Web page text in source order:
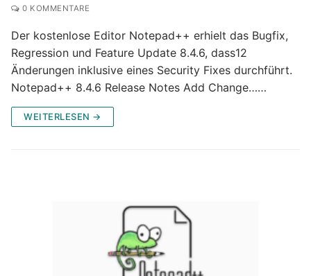
0 KOMMENTARE
Der kostenlose Editor Notepad++ erhielt das Bugfix,
Regression und Feature Update 8.4.6, dass12
Änderungen inklusive eines Security Fixes durchführt.
Notepad++ 8.4.6 Release Notes Add Change……
WEITERLESEN →